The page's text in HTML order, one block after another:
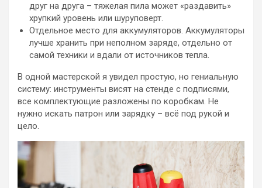
друг на друга – тяжелая пила может «раздавить»
хрупкий уровень или шуруповерт.
Отдельное место для аккумуляторов. Аккумуляторы
лучше хранить при неполном заряде, отдельно от
самой техники и вдали от источников тепла.
В одной мастерской я увидел простую, но гениальную
систему: инструменты висят на стенде с подписями,
все комплектующие разложены по коробкам. Не
нужно искать патрон или зарядку – всё под рукой и
цело.